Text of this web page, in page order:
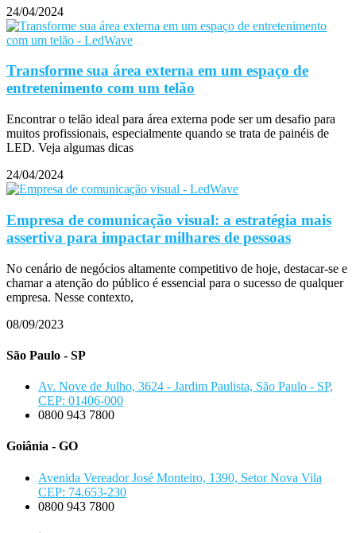
24/04/2024
Transforme sua área externa em um espaço de
entretenimento com um telão
Encontrar o telão ideal para área externa pode ser um desafio para
muitos profissionais, especialmente quando se trata de painéis de
LED. Veja algumas dicas
24/04/2024
Empresa de comunicação visual: a estratégia mais
assertiva para impactar milhares de pessoas
No cenário de negócios altamente competitivo de hoje, destacar-se e
chamar a atenção do público é essencial para o sucesso de qualquer
empresa. Nesse contexto,
08/09/2023
São Paulo - SP
Av. Nove de Julho, 3624 - Jardim Paulista, São Paulo - SP,
CEP: 01406-000
0800 943 7800
Goiânia - GO
Avenida Vereador José Monteiro, 1390, Setor Nova Vila
CEP: 74.653-230
0800 943 7800